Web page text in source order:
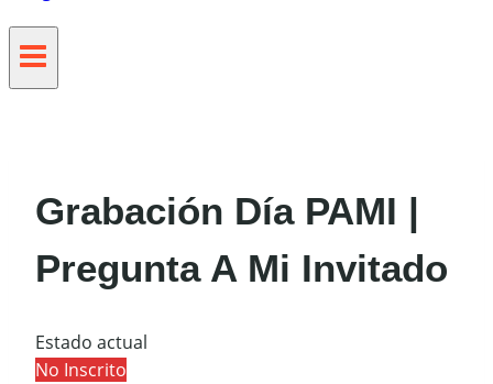
Grabación Día PAMI |
Pregunta A Mi Invitado
Estado actual
No Inscrito